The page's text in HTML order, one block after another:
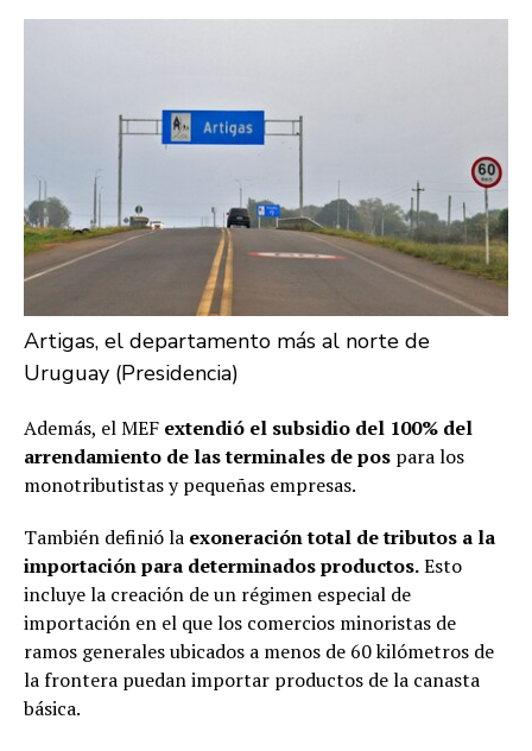
Artigas, el departamento más al norte de
Uruguay (Presidencia)
Además, el MEF extendió el subsidio del 100% del
arrendamiento de las terminales de pos para los
monotributistas y pequeñas empresas.
También definió la exoneración total de tributos a la
importación para determinados productos.Esto
incluye la creación de un régimen especial de
importación en el que los comercios minoristas de
ramos generales ubicados a menos de 60 kilómetros de
la frontera puedan importar productos de la canasta
básica.